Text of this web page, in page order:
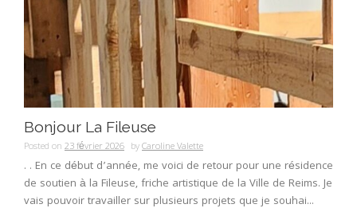
Bonjour La Fileuse
Posted on 23 février 2026 byCaroline Valette
. . En ce début d’année, me voici de retour pour une résidence
de soutien à la Fileuse, friche artistique de la Ville de Reims. Je
vais pouvoir travailler sur plusieurs projets que je souhai...